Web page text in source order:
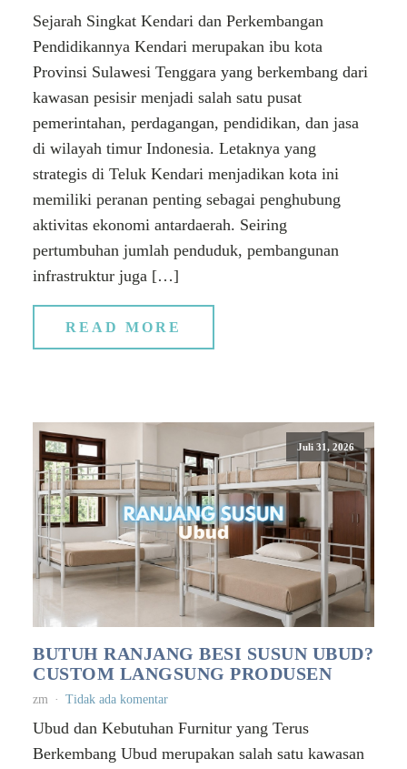
Sejarah Singkat Kendari dan Perkembangan
Pendidikannya Kendari merupakan ibu kota
Provinsi Sulawesi Tenggara yang berkembang dari
kawasan pesisir menjadi salah satu pusat
pemerintahan, perdagangan, pendidikan, dan jasa
di wilayah timur Indonesia. Letaknya yang
strategis di Teluk Kendari menjadikan kota ini
memiliki peranan penting sebagai penghubung
aktivitas ekonomi antardaerah. Seiring
pertumbuhan jumlah penduduk, pembangunan
infrastruktur juga […]
READ MORE
Juli 31, 2026
BUTUH RANJANG BESI SUSUN UBUD?
CUSTOM LANGSUNG PRODUSEN
zm Tidak ada komentar
Ubud dan Kebutuhan Furnitur yang Terus
Berkembang Ubud merupakan salah satu kawasan